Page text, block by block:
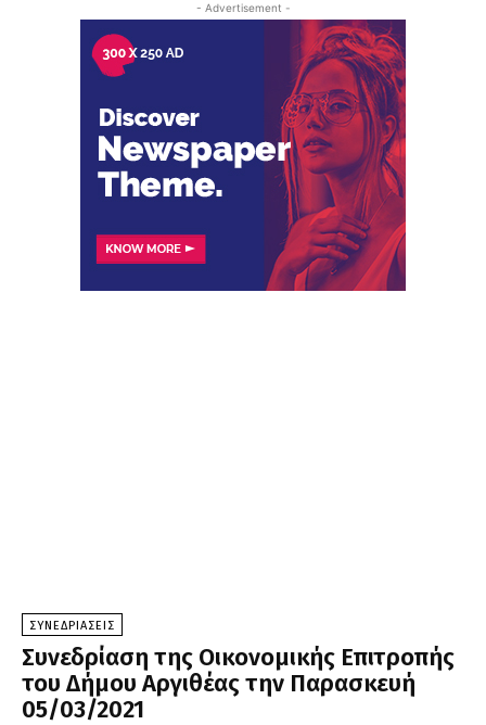
- Advertisement -
ΣΥΝΕΔΡΙΑΣΕΙΣ
Συνεδρίαση της Οικονομικής Επιτροπής
του Δήμου Αργιθέας την Παρασκευή
05/03/2021